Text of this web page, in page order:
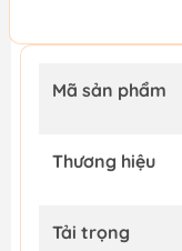
Mã sản phẩm
Thương hiệu
Tải trọng